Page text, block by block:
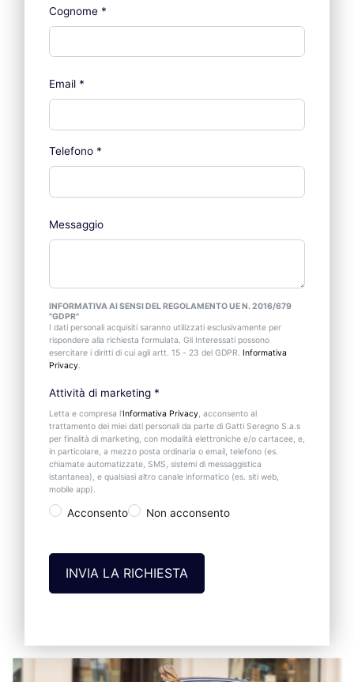
Cognome *
Email *
Telefono *
Messaggio
INFORMATIVA AI SENSI DEL REGOLAMENTO UE N. 2016/679
"GDPR"
I dati personali acquisiti saranno utilizzati esclusivamente per
rispondere alla richiesta formulata. Gli Interessati possono
esercitare i diritti di cui agli artt. 15 - 23 del GDPR. Informativa
Privacy
Attività di marketing *
Letta e compresa l’Informativa Privacy , acconsento al
trattamento dei miei dati personali da parte di Gatti Seregno S.a.s
per finalità di marketing, con modalità elettroniche e/o cartacee, e,
in particolare, a mezzo posta ordinaria o email, telefono (es.
chiamate automatizzate, SMS, sistemi di messaggistica
istantanea), e qualsiasi altro canale informatico (es. siti web,
mobile app).
Acconsento Non acconsento